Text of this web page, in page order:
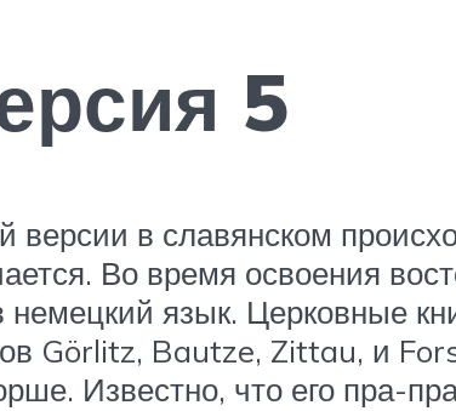
5
в славянском
Во время освоения
немецкий язык. Церковные
Görlitz, Bautze, Zittau, и
Известно, что его пра-